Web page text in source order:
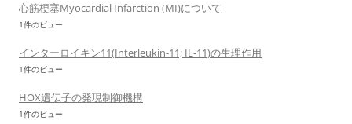
心筋梗塞Myocardial Infarction (MI)について
1件のビュー
インターロイキン11(Interleukin-11; IL-11)の生理作用
1件のビュー
HOX遺伝子の発現制御機構
1件のビュー